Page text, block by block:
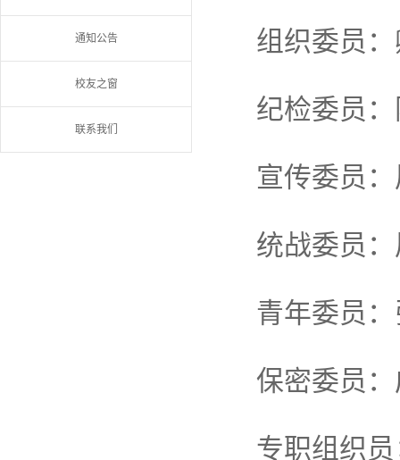
通知公告
校友之窗
联系我们
组织委员
纪检委员
宣传委员
统战委员
青年委员
保密委员
专职组织